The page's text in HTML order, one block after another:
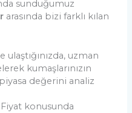
sunduğumuz
arasında bizi farklı kılan
ulaştığınızda, uzman
kumaşlarınızın
değerini analiz
Fiyat konusunda